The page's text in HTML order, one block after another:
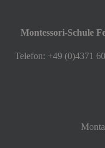
Montessori-Schule
Telefon: +49 (0)4371